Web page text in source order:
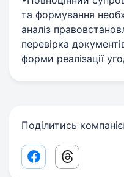
та формування
аналіз
перевірка
форми реалізації
Поділитись
Facebook share link
Threads